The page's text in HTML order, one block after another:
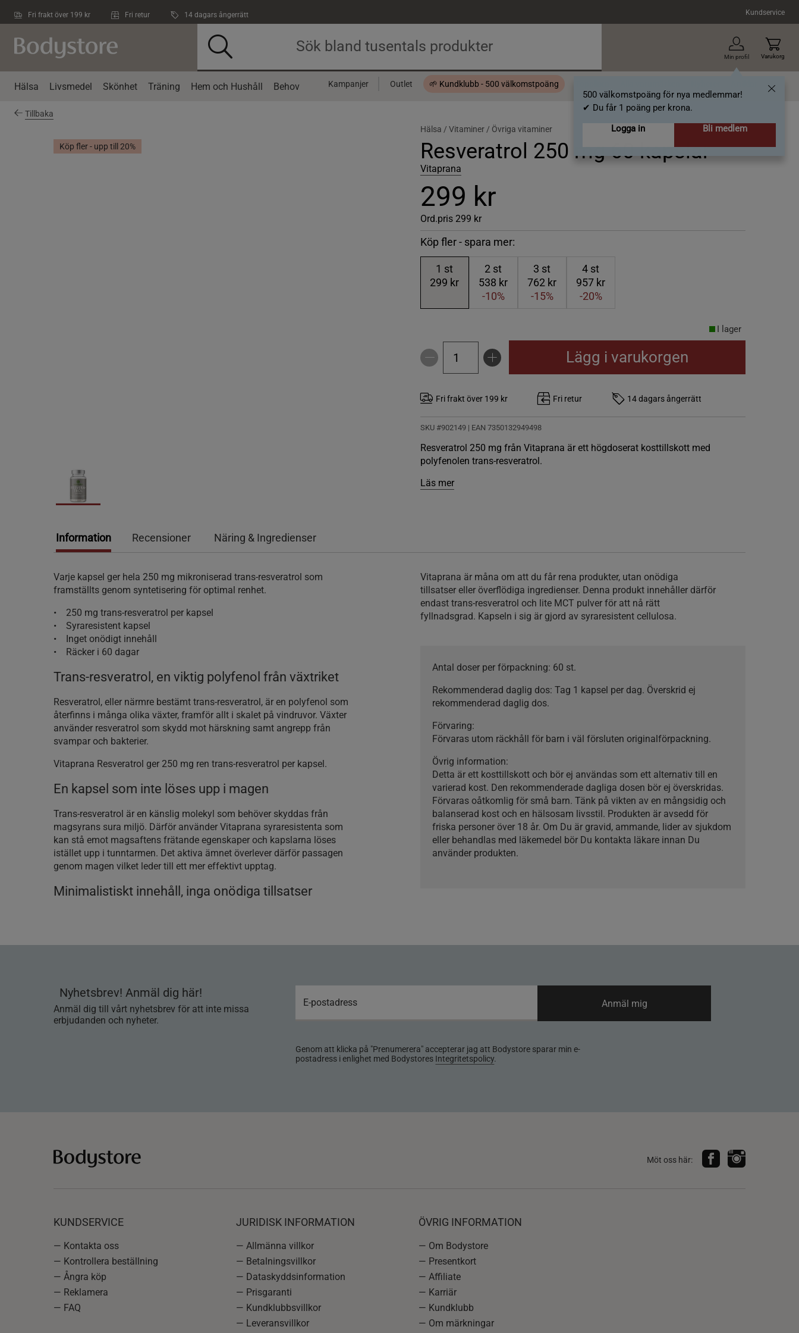
Fri frakt över 199 kr Fri retur 14 dagars ångerrätt Kundservice
Min profil
500 välkomstpoäng för nya medlemmar!
✔ Du får 1 poäng per krona.
Logga in
Bli medlem
Varukorg
Hälsa Livsmedel Skönhet Träning Hem och Hushåll Behov Kampanjer Outlet 🌱 Kundklubb - 500 välkomstpoäng
Tillbaka
Köp fler - upp till 20%
Hälsa / Vitaminer / Övriga vitaminer
Resveratrol 250 mg 60 kapslar
Vitaprana
299 kr
Ord.pris 299 kr
Köp fler - spara mer:
1 st
299 kr
2 st
538 kr
-10%
3 st
762 kr
-15%
4 st
957 kr
-20%
I lager
Lägg i varukorgen
Fri frakt över 199 kr Fri retur 14 dagars ångerrätt
SKU #902149 | EAN 7350132949498
Resveratrol 250 mg från Vitaprana är ett högdoserat kosttillskott med
polyfenolen trans-resveratrol.
Läs mer
Information Recensioner Näring & Ingredienser
Varje kapsel ger hela 250 mg mikroniserad trans-resveratrol som
framställts genom syntetisering för optimal renhet.
• 250 mg trans-resveratrol per kapsel
• Syraresistent kapsel
• Inget onödigt innehåll
• Räcker i 60 dagar
Trans-resveratrol, en viktig polyfenol från växtriket
Resveratrol, eller närmre bestämt trans-resveratrol, är en polyfenol som
återfinns i många olika växter, framför allt i skalet på vindruvor. Växter
använder resveratrol som skydd mot härskning samt angrepp från
svampar och bakterier.
Vitaprana Resveratrol ger 250 mg ren trans-resveratrol per kapsel.
En kapsel som inte löses upp i magen
Trans-resveratrol är en känslig molekyl som behöver skyddas från
magsyrans sura miljö. Därför använder Vitaprana syraresistenta som
kan stå emot magsaftens frätande egenskaper och kapslarna löses
istället upp i tunntarmen. Det aktiva ämnet överlever därför passagen
genom magen vilket leder till ett mer effektivt upptag.
Minimalistiskt innehåll, inga onödiga tillsatser
Vitaprana är måna om att du får rena produkter, utan onödiga
tillsatser eller överflödiga ingredienser. Denna produkt innehåller därför
endast trans-resveratrol och lite MCT pulver för att nå rätt
fyllnadsgrad. Kapseln i sig är gjord av syraresistent cellulosa.
Antal doser per förpackning: 60 st.
Rekommenderad daglig dos: Tag 1 kapsel per dag. Överskrid ej
rekommenderad daglig dos.
Förvaring:
Förvaras utom räckhåll för barn i väl försluten originalförpackning.
Övrig information:
Detta är ett kosttillskott och bör ej användas som ett alternativ till en
varierad kost. Den rekommenderade dagliga dosen bör ej överskridas.
Förvaras oåtkomlig för små barn. Tänk på vikten av en mångsidig och
balanserad kost och en hälsosam livsstil. Produkten är avsedd för
friska personer över 18 år. Om Du är gravid, ammande, lider av sjukdom
eller behandlas med läkemedel bör Du kontakta läkare innan Du
använder produkten.
Nyhetsbrev! Anmäl dig här!
Anmäl dig till vårt nyhetsbrev för att inte missa
erbjudanden och nyheter.
Genom att klicka på "Prenumerera" accepterar jag att Bodystore sparar min e-
postadress i enlighet med Bodystores Integritetspolicy.
Anmäl mig
Möt oss här:
KUNDSERVICE
— Kontakta oss
— Kontrollera beställning
— Ångra köp
— Reklamera
— FAQ
JURIDISK INFORMATION
— Allmänna villkor
— Betalningsvillkor
— Dataskyddsinformation
— Prisgaranti
— Kundklubbsvillkor
— Leveransvillkor
ÖVRIG INFORMATION
— Om Bodystore
— Presentkort
— Affiliate
— Karriär
— Kundklubb
— Om märkningar